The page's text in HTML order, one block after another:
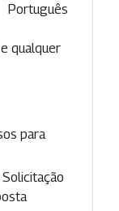
Português
qualquer
para